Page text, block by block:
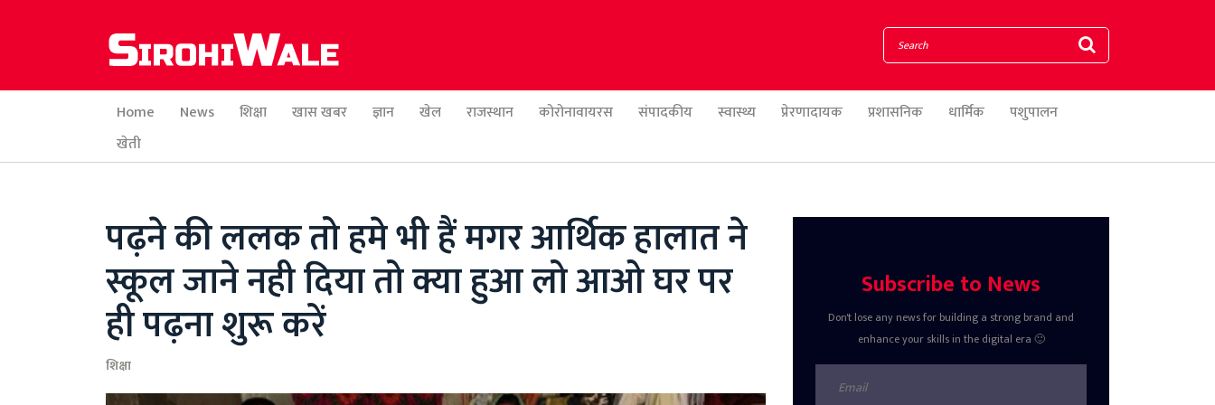
Home News शिक्षा खास खबर ज्ञान खेल राजस्थान कोरोनावायरस संपादकीय स्वास्थ्य प्रेरणादायक प्रशासनिक धार्मिक
पशुपालन
खेती
पढ़ने की ललक तो हमे भी हैं मगर आर्थिक हालात ने
स्कूल जाने नही दिया तो क्या हुआ लो आओ घर पर
ही पढ़ना शुरू करें
शिक्षा
Subscribe to News
Don't lose any news for building a strong brand and
enhance your skills in the digital era 🙂